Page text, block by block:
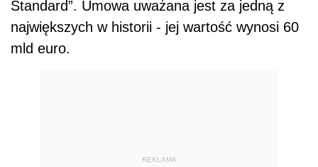
Standard”. Umowa uważana jest za jedną z
największych w historii - jej wartość wynosi 60
mld euro.
REKLAMA